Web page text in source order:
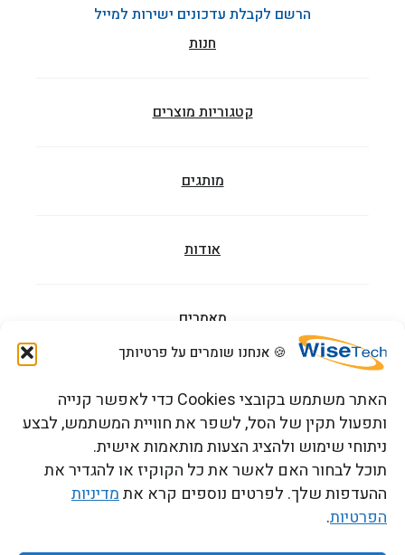
🍪 אנחנו שומרים על פרטיותך
האתר משתמש בקובצי Cookies כדי לאפשר קנייה
ותפעול תקין של הסל, לשפר את חוויית המשתמש, לבצע
ניתוחי שימוש ולהציג הצעות מותאמות אישית.
תוכל לבחור האם לאשר את כל הקוקיז או להגדיר את
ההעדפות שלך. לפרטים נוספים קרא אתמדיניות
הפרטיות.
הרשם לקבלת עדכונים ישירות למייל
חנות
קטגוריות מוצרים
מותגים
אודות
מאמרים
צור קשר